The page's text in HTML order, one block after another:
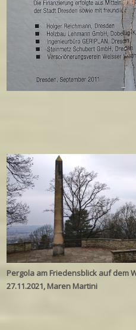
Pergola am Friedensblick auf dem
27.11.2021, Maren Martini